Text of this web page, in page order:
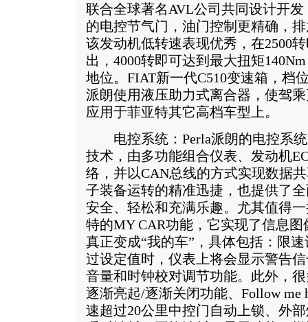
联合全球著名AVL公司共同设计开发
的电控节气门，油门控制更精确，
该发动机低转速表现优秀，在2500
出，4000转即可达到最大扭矩
地位。FIAT新一代C510变速箱，档
派朗使用液压助力式离合器，使驾
应用于菲亚特其它高档车型上。
电控系统：Perla派朗的电控系统
技术，由多功能组合仪表、发动机
络，并以CAN总线的方式实现数据
子装备运转的精准迅捷，也提供了
安全、轻松和充满乐趣。尤其值得
特的MY CAR功能，它实现了信息
真正变成“我的车”，具体包括：限
过设定值时，仪表上将会显示警告
音量和时钟校对调节功能。此外，
逐渐亮起/逐渐关闭功能、Follow me
速超过20公里中控门自动上锁、外